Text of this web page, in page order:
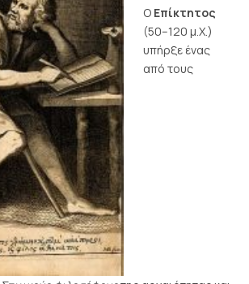
Ο Επίκτητος
(50–120 μ.Χ.)
υπήρξε ένας
από τους